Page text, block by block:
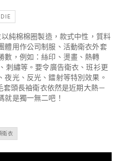
純棉棉圈製造，款式中性，質料
體用作公司制服、活動衛衣外套
數，例如：絲印、燙畫、熱轉
刺繡等。要令廣告衛衣、班衫更
夜光、反光、鐳射等特別效果。
頭長袖衛衣依然是近期大熱－
就是獨一無二吧！
衛衣